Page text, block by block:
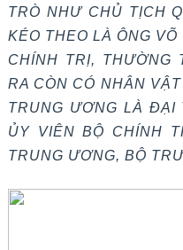
TRÒ NHƯ CHỦ TỊCH
KÉO THEO LÀ ÔNG
CHÍNH TRỊ, THƯỜNG
RA CÒN CÓ NHÂN
TRUNG ƯƠNG LÀ ĐẠI
ỦY VIÊN BỘ CHÍNH
TRUNG ƯƠNG, BỘ